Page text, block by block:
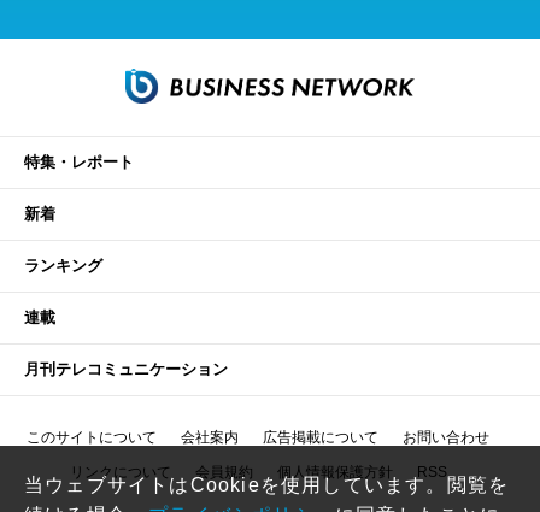
特集・レポート
新着
ランキング
連載
月刊テレコミュニケーション
このサイトについて 会社案内 広告掲載について お問い合わせ
リンクについて 会員規約 個人情報保護方針 RSS
当ウェブサイトはCookieを使用しています。閲覧を